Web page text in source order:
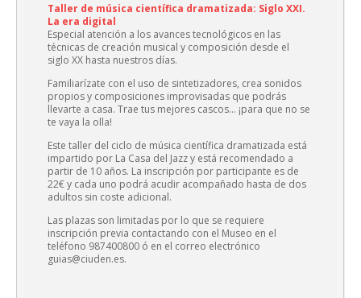
Taller de música científica dramatizada: Siglo XXI.
La era digital
Especial atención a los avances tecnológicos en las
técnicas de creación musical y composición desde el
siglo XX hasta nuestros días.
Familiarízate con el uso de sintetizadores, crea sonidos
propios y composiciones improvisadas que podrás
llevarte a casa. Trae tus mejores cascos… ¡para que no se
te vaya la olla!
Este taller del ciclo de música científica dramatizada está
impartido por La Casa del Jazz y está recomendado a
partir de 10 años. La inscripción por participante es de
22€ y cada uno podrá acudir acompañado hasta de dos
adultos sin coste adicional.
Las plazas son limitadas por lo que se requiere
inscripción previa contactando con el Museo en el
teléfono 987400800 ó en el correo electrónico
guias@ciuden.es.